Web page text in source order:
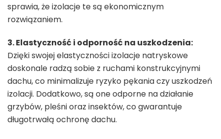
sprawia, że izolacje te są ekonomicznym
rozwiązaniem.
3. Elastyczność i odporność na uszkodzenia:
Dzięki swojej elastyczności izolacje natryskowe
doskonale radzą sobie z ruchami konstrukcyjnymi
dachu, co minimalizuje ryzyko pękania czy uszkodzeń
izolacji. Dodatkowo, są one odporne na działanie
grzybów, pleśni oraz insektów, co gwarantuje
długotrwałą ochronę dachu.